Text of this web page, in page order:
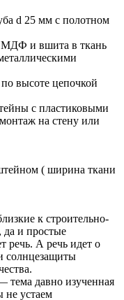
d 25 мм с полотном
МДФ и вшита в ткань
высоте цепочкой
с пластиковыми
на стену или
( ширина ткани
к строительно-
да и простые
речь. А речь идет о
солнцезащиты
тема давно изученная
не устаем